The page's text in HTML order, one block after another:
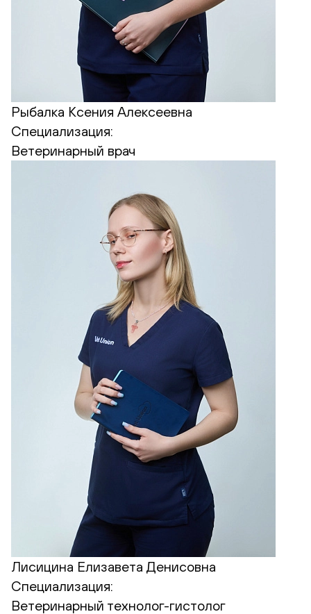
Рыбалка Ксения Алексеевна
Специализация:
Ветеринарный врач
Лисицина Елизавета Денисовна
Специализация:
Ветеринарный технолог-гистолог